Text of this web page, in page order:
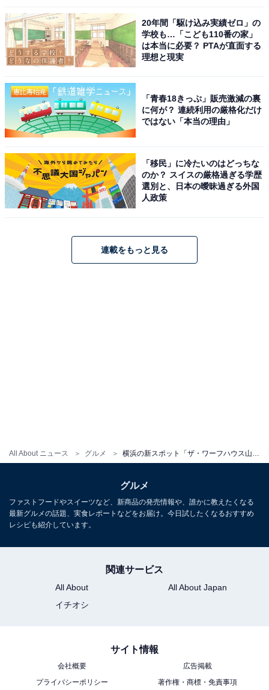
All About ニュース グルメ
で、ストロベリー・チョコレート・マンゴーが入ってい
ます。
色によって異なる花言葉が紹介されているPOP
横浜・山下公園に足湯が出現!? 朝から夜まで魅
力あふれる「ザ・ワーフハウス 山下公園」オー
プン
20年間「駆け込み実績ゼロ」の
学校も…「こども110番の家」
は本当に必要？ PTAが直面する
理想と現実
「青春18きっぷ」販売激減の裏
に何が？ 連続利用の厳格化だけ
ではない「本当の理由」
「移民」に冷たいのはどっちな
のか？ スイスの厳格過ぎる学歴
選別と、日本の曖昧過ぎる外国
人政策
連載をもっと見る
グルメ
ファストフードやスイーツなど、新商品の発売情報や、誰かに教えたくなる
最新グルメの話題、実食レポートなどをお届け。今日試したくなるおすすめ
レシピも紹介しています。
関連サービス
All About
All About Japan
イチオシ
サイト情報
会社概要
広告掲載
プライバシーポリシー
著作権・商標・免責事項